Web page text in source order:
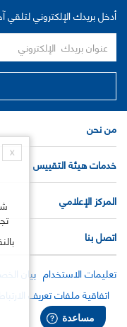
أدخل بريدك الإلكتروني لتلقي
من نحن
خدمات هيئة التقييس
المركز الإعلامي
اتصل بنا
تعليمات الاستخدام بيان
اتفاقية ملفات تعريف
X